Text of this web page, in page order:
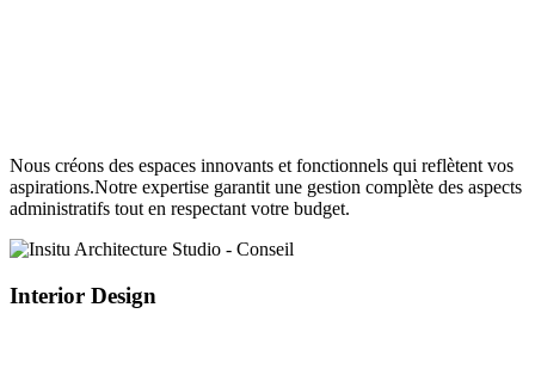
Nous créons des espaces innovants et fonctionnels qui reflètent vos
aspirations.Notre expertise garantit une gestion complète des aspects
administratifs tout en respectant votre budget.
Interior Design